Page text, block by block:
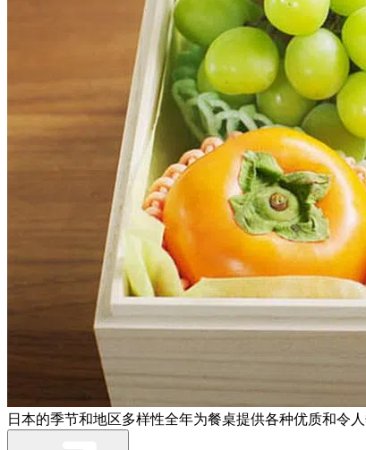
日本的季节和地区多样性全年为餐桌提供各种优质和令